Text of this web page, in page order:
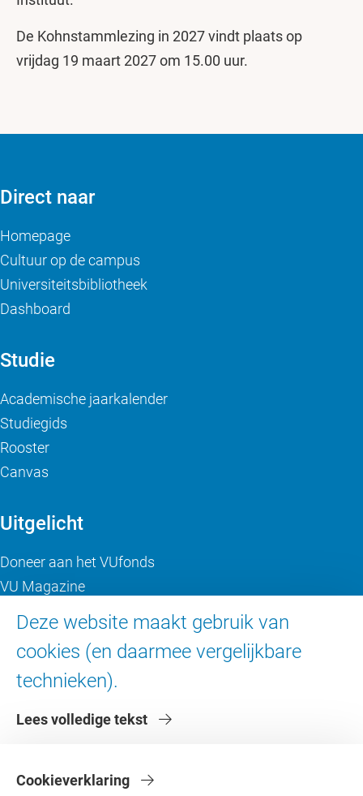
De Kohnstammlezing in 2027 vindt plaats op
vrijdag 19 maart 2027 om 15.00 uur.
Deze website maakt gebruik van
cookies (en daarmee vergelijkbare
technieken).
Lees volledige tekst
Cookieverklaring
Direct naar
Homepage
Cultuur op de campus
Universiteitsbibliotheek
Dashboard
Studie
Academische jaarkalender
Studiegids
Rooster
Canvas
Uitgelicht
Doneer aan het VUfonds
VU Magazine
Over de VU
Contact en route
Faculteiten